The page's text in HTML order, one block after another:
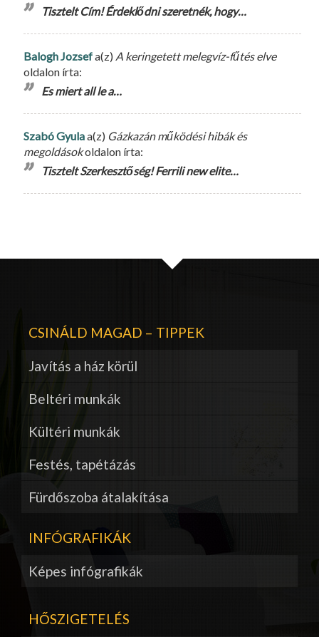
Tisztelt Cím! Érdeklődni szeretnék, hogy…
Balogh Jozsefa(z) A keringetett melegvíz-fűtés elve
oldalon írta:
Es miert all le a…
Szabó Gyulaa(z) Gázkazán működési hibák és
megoldásokoldalon írta:
Tisztelt Szerkesztőség! Ferrili new elite…
CSINÁLD MAGAD – TIPPEK
Javítás a ház körül
Beltéri munkák
Kültéri munkák
Festés, tapétázás
Fürdőszoba átalakítása
INFÓGRAFIKÁK
Képes infógrafikák
HŐSZIGETELÉS